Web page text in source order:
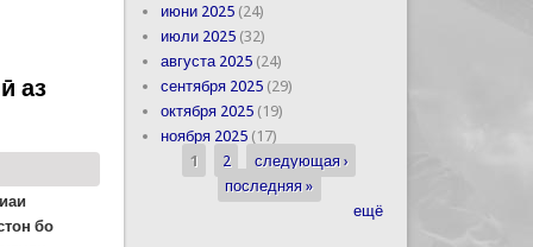
аз
бо
июни 2025(24)
июли 2025(32)
августа 2025(24)
сентября 2025(29)
октября 2025(19)
ноября 2025(17)
Страницы
1 2
следующая ›
последняя »
ещё